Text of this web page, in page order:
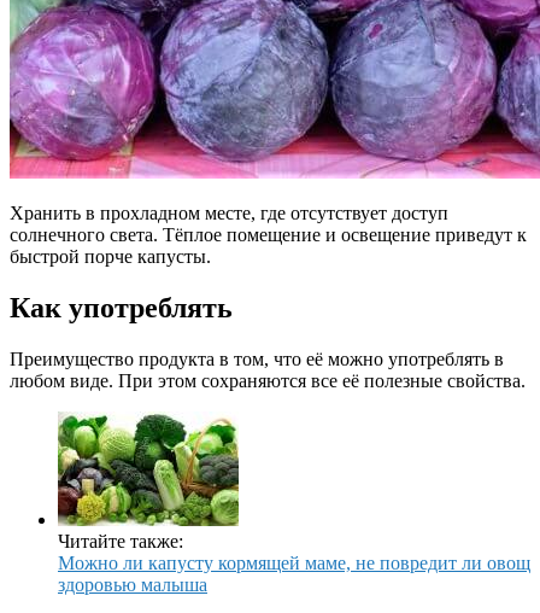
Хранить в прохладном месте, где отсутствует доступ
солнечного света. Тёплое помещение и освещение приведут к
быстрой порче капусты.
Как употреблять
Преимущество продукта в том, что её можно употреблять в
любом виде. При этом сохраняются все её полезные свойства.
Читайте также:
Можно ли капусту кормящей маме, не повредит ли овощ
здоровью малыша